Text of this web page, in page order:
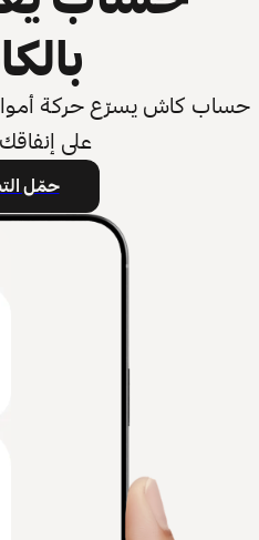
حساب كاش يسرّع حركة
على
حمّل